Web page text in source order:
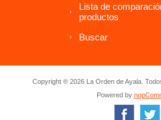
Lista de
productos
Buscar
Copyright ® 2026 La Orden de Ayala.
Powered by